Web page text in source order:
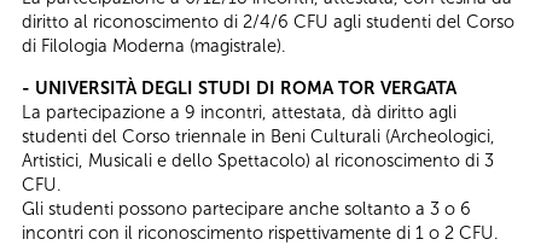
diritto al riconoscimento di 2/4/6 CFU agli studenti del Corso
di Filologia Moderna (magistrale).
- UNIVERSITÀ DEGLI STUDI DI ROMA TOR VERGATA
La partecipazione a 9 incontri, attestata, dà diritto agli
studenti del Corso triennale in Beni Culturali (Archeologici,
Artistici, Musicali e dello Spettacolo) al riconoscimento di 3
CFU.
Gli studenti possono partecipare anche soltanto a 3 o 6
incontri con il riconoscimento rispettivamente di 1 o 2 CFU.